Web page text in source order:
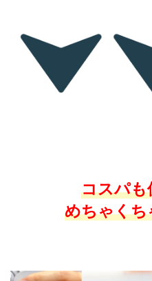
コスパも
めちゃく